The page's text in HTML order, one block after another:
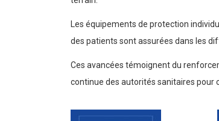
Les équipements de protection
des patients sont assurées dans les
Ces avancées témoignent du
continue des autorités sanitaires pour